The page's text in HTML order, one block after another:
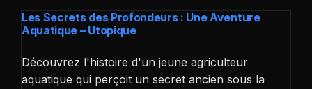
Les Secrets des Profondeurs : Une Aventure
Aquatique – Utopique
Découvrez l'histoire d'un jeune agriculteur
aquatique qui perçoit un secret ancien sous la